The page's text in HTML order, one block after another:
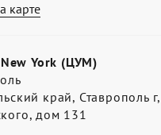
карте
York (ЦУМ)
край, Ставрополь г,
дом 131